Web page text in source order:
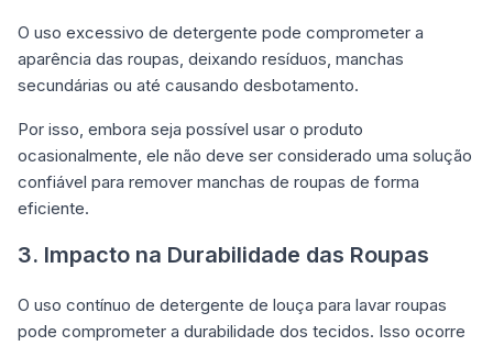
O uso excessivo de detergente pode comprometer a
aparência das roupas, deixando resíduos, manchas
secundárias ou até causando desbotamento.
Por isso, embora seja possível usar o produto
ocasionalmente, ele não deve ser considerado uma solução
confiável para remover manchas de roupas de forma
eficiente.
3. Impacto na Durabilidade das Roupas
O uso contínuo de detergente de louça para lavar roupas
pode comprometer a durabilidade dos tecidos. Isso ocorre